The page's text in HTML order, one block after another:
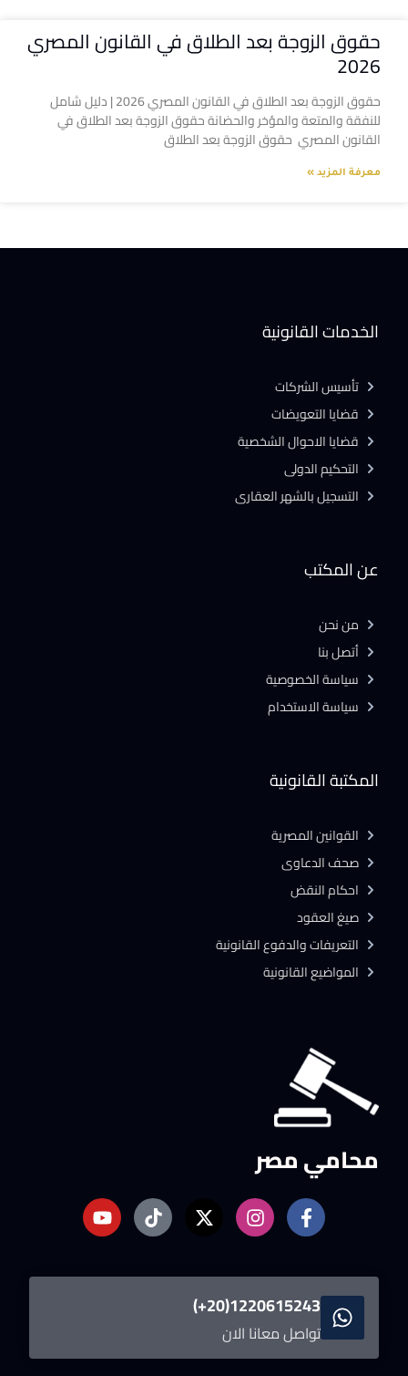
حقوق الزوجة بعد الطلاق في القانون المصري
2026
حقوق الزوجة بعد الطلاق في القانون المصري 2026 | دليل شامل
للنفقة والمتعة والمؤخر والحضانة حقوق الزوجة بعد الطلاق في
القانون المصري حقوق الزوجة بعد الطلاق
معرفة المزيد »
محامي مصر
1220615243(20+)
تواصل معانا الان
المكتبة القانونية
القوانين المصرية
صحف الدعاوى
احكام النقض
صيغ العقود
التعريفات والدفوع القانونية
المواضيع القانونية
عن المكتب
من نحن
أتصل بنا
سياسة الخصوصية
سياسة الاستخدام
الخدمات القانونية
تأسيس الشركات
قضايا التعويضات
قضايا الاحوال الشخصية
التحكيم الدولى
التسجيل بالشهر العقارى